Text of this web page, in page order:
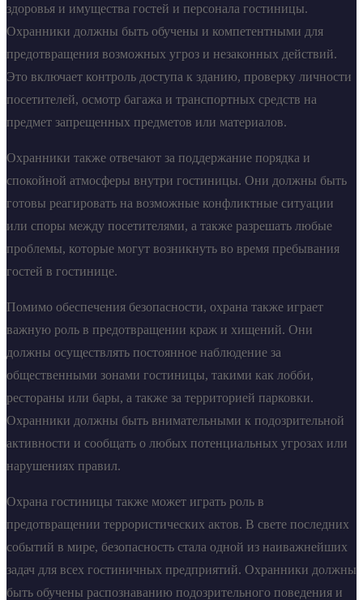
здоровья и имущества гостей и персонала гостиницы.
Охранники должны быть обучены и компетентными для
предотвращения возможных угроз и незаконных действий.
Это включает контроль доступа к зданию, проверку личности
посетителей, осмотр багажа и транспортных средств на
предмет запрещенных предметов или материалов.
Охранники также отвечают за поддержание порядка и
спокойной атмосферы внутри гостиницы. Они должны быть
готовы реагировать на возможные конфликтные ситуации
или споры между посетителями, а также разрешать любые
проблемы, которые могут возникнуть во время пребывания
гостей в гостинице.
Помимо обеспечения безопасности, охрана также играет
важную роль в предотвращении краж и хищений. Они
должны осуществлять постоянное наблюдение за
общественными зонами гостиницы, такими как лобби,
рестораны или бары, а также за территорией парковки.
Охранники должны быть внимательными к подозрительной
активности и сообщать о любых потенциальных угрозах или
нарушениях правил.
Охрана гостиницы также может играть роль в
предотвращении террористических актов. В свете последних
событий в мире, безопасность стала одной из наиважнейших
задач для всех гостиничных предприятий. Охранники должны
быть обучены распознаванию подозрительного поведения и